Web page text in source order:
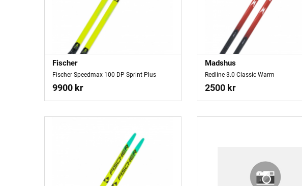
Fischer
Fischer Speedmax 100 DP Sprint Plus
9900 kr
Madshus
Redline 3.0 Classic Warm
2500 kr